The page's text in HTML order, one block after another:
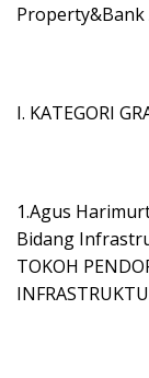
Property&Bank
I. KATEGORI
1.Agus
Bidang
TOKOH